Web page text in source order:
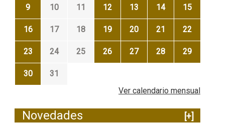
9 10 11 12 13 14 15
16 17 18 19 20 21 22
23 24 25 26 27 28 29
30
31
Ver calendario mensual
Novedades
[+]